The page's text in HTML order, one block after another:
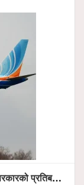
व्यापक छलफल